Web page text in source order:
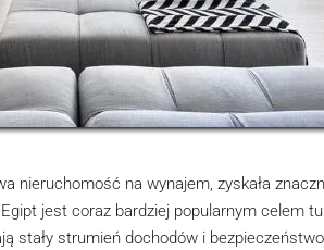
nieruchomość na wynajem, zyskała
jest coraz bardziej popularnym celem
stały strumień dochodów i